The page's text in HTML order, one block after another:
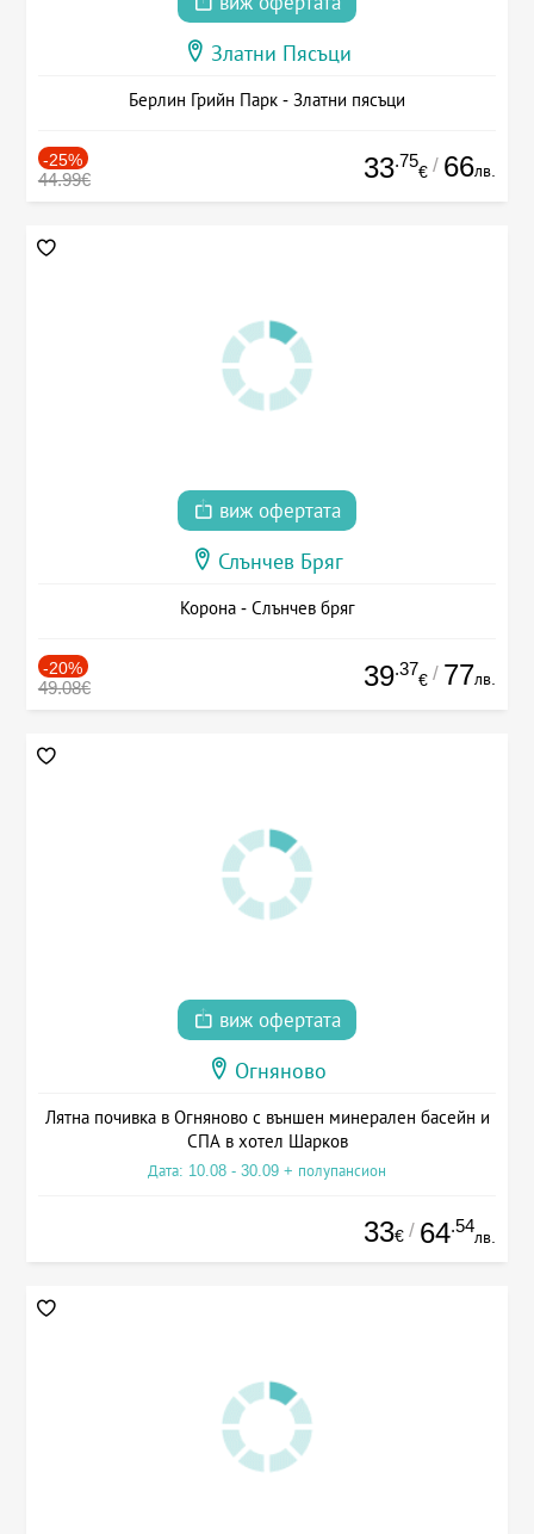
Златни Пясъци
Берлин Грийн Парк - Златни пясъци
-25%
44.99€ 33.75
€ / 66лв.
виж офертата
Слънчев Бряг
Корона - Слънчев бряг
-20%
49.08€ 39.37
€ / 77лв.
виж офертата
Огняново
Лятна почивка в Огняново с външен минерален басейн и
СПА в хотел Шарков
Дата: 10.08 - 30.09 + полупансион
33€ / 64.54
лв.